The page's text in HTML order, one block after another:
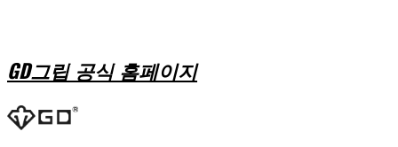
GD그립 공식 홈페이지